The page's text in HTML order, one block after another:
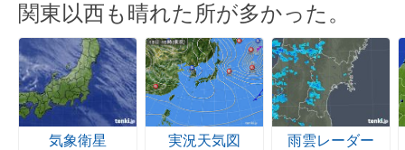
関東以西も晴れた所が多かった。
気象衛星 実況天気図 雨雲レーダー